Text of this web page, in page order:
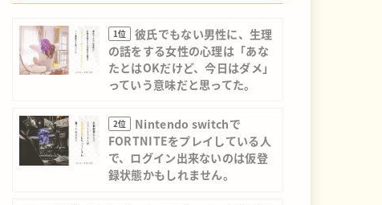
1位
彼氏でもない男性に、生理
の話をする女性の心理は「あな
たとはOKだけど、今日はダメ」
っていう意味だと思ってた。
2位
Nintendo switchで
FORTNITEをプレイしている人
で、ログイン出来ないのは仮登
録状態かもしれません。